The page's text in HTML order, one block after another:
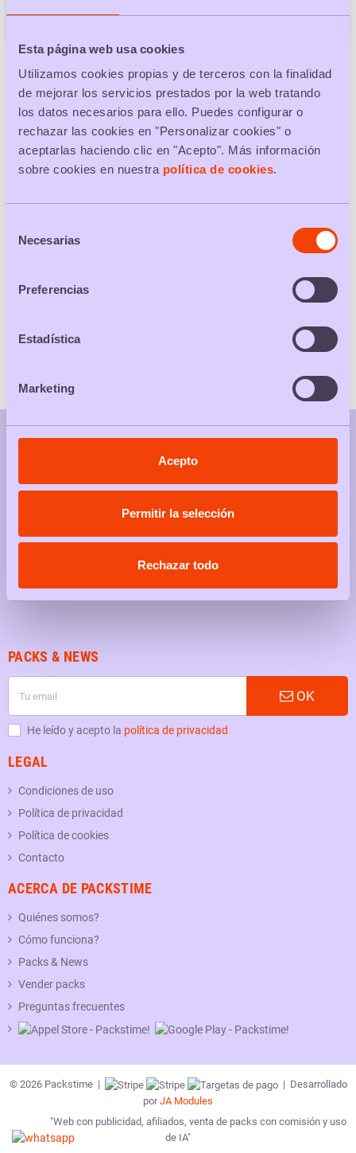
Esta página web usa cookies
Utilizamos cookies propias y de terceros con la finalidad
de mejorar los servicios prestados por la web tratando
los datos necesarios para ello. Puedes configurar o
rechazar las cookies en "Personalizar cookies" o
aceptarlas haciendo clic en "Acepto". Más información
sobre cookies en nuestra política de cookies.
Necesarias
Preferencias
Estadística
Marketing
Acepto
Permitir la selección
Rechazar todo
PACKS DE SERVICIOS
Elige tu ciudad
BUSCAR
TODOS LOS PACKS
Packs de servicios
consumes habitualmente
PACKS & NEWS
OK
He leído y acepto la política de privacidad
LEGAL
Condiciones de uso
Política de privacidad
Política de cookies
Contacto
ACERCA DE PACKSTIME
Quiénes somos?
Cómo funciona?
Packs & News
Vender packs
Preguntas frecuentes
© 2026 Packstime |
| Desarrollado
por JA Modules
"Web con publicidad, afiliados, venta de packs con comisión y uso
de IA"